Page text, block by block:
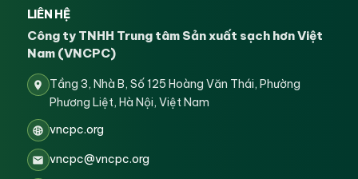
LIÊN HỆ
Công ty TNHH Trung tâm Sản xuất sạch hơn Việt
Nam (VNCPC)
Tầng 3, Nhà B, Số 125 Hoàng Văn Thái, Phường
Phương Liệt, Hà Nội, Việt Nam
vncpc.org
vncpc@vncpc.org